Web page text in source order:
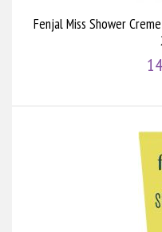
Fenjal Miss Shower